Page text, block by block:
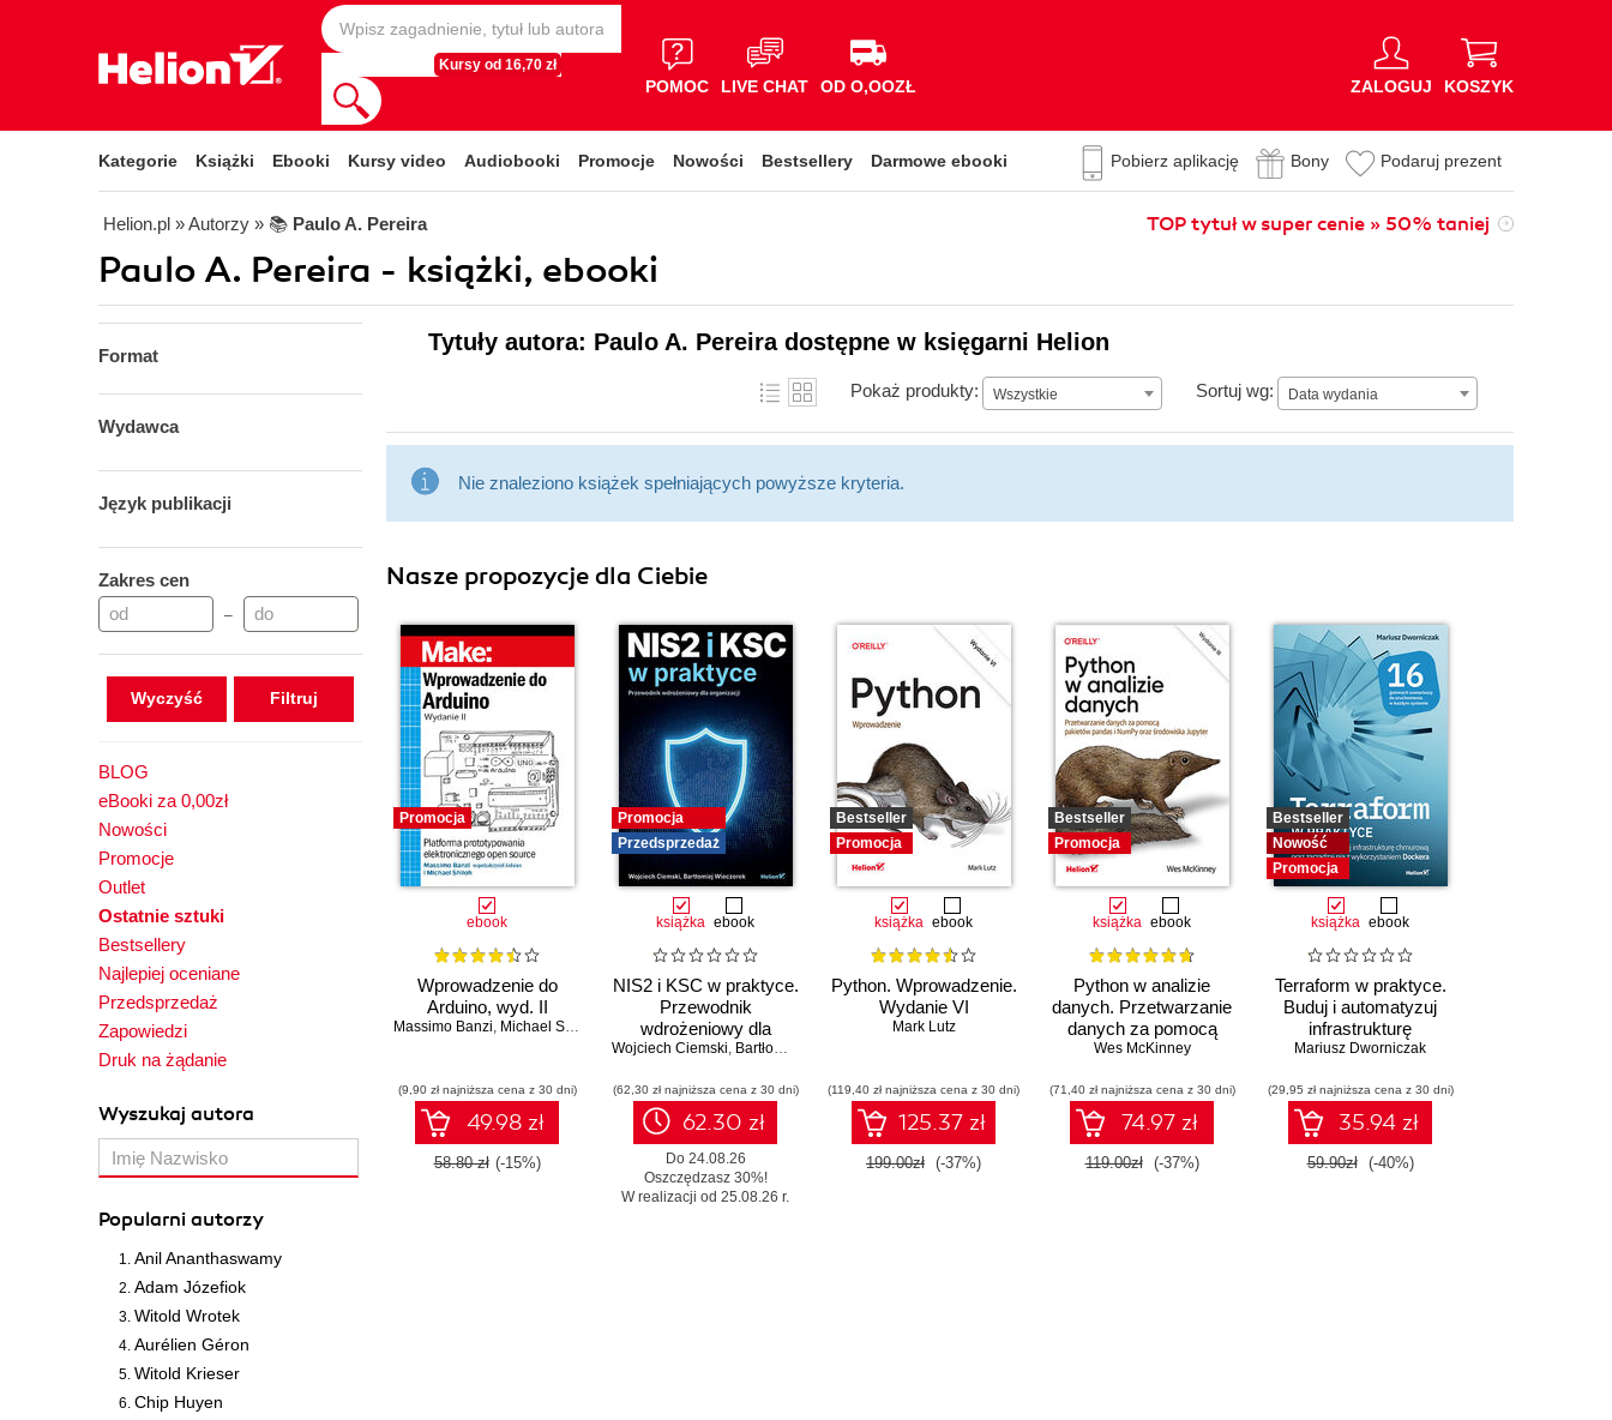
Kursy od 16,70 zł
POMOC LIVE CHAT OD O,OOZŁ ZALOGUJ KOSZYK
Kategorie Książki Ebooki Kursy video Audiobooki Promocje Nowości Bestsellery Darmowe ebooki Pobierz aplikację Bony Podaruj prezent
Helion.pl » Autorzy » 📚 Paulo A. Pereira TOP tytuł w super cenie » 50% taniej
Paulo A. Pereira - książki, ebooki
Format
Wydawca
Język publikacji
Zakres cen
–
Wyczyść
BLOG
eBooki za 0,00zł
Nowości
Promocje
Outlet
Ostatnie sztuki
Bestsellery
Najlepiej oceniane
Przedsprzedaż
Zapowiedzi
Druk na żądanie
Wyszukaj autora
Popularni autorzy
Anil Ananthaswamy
Adam Józefiok
Witold Wrotek
Aurélien Géron
Witold Krieser
Chip Huyen
Tytuły autora: Paulo A. Pereira dostępne w księgarni Helion
Pokaż produkty: Wszystkie Sortuj wg: Data wydania
Data wydania
Nie znaleziono książek spełniających powyższe kryteria.
Nasze propozycje dla Ciebie
Promocja
ebook
Wprowadzenie do
Arduino, wyd. II
Massimo Banzi, Michael Shiloh
(9,90 zł najniższa cena z 30 dni)
49.98 zł
58.80 zł (-15%)
Promocja
Przedsprzedaż
książka ebook
NIS2 i KSC w praktyce.
Przewodnik
wdrożeniowy dla
organizacji
Wojciech Ciemski, Bartłomiej Wieczorek
(62,30 zł najniższa cena z 30 dni)
62.30 zł
Do 24.08.26
Oszczędzasz 30%!
W realizacji od 25.08.26 r.
Bestseller
Promocja
książka ebook
Python. Wprowadzenie.
Wydanie VI
Mark Lutz
(119,40 zł najniższa cena z 30 dni)
125.37 zł
199.00zł (-37%)
Bestseller
Promocja
książka ebook
Python w analizie
danych. Przetwarzanie
danych za pomocą
pakietów pandas i
środowiska Jupyter.
Wydanie III
Wes McKinney
(71,40 zł najniższa cena z 30 dni)
74.97 zł
119.00zł (-37%)
Bestseller
Nowość
Promocja
książka ebook
Terraform w praktyce.
Buduj i automatyzuj
infrastrukturę
chmurową oraz
wykorzystaniem
Dockera
Mariusz Dworniczak
(29,95 zł najniższa cena z 30 dni)
35.94 zł
59.90zł (-40%)